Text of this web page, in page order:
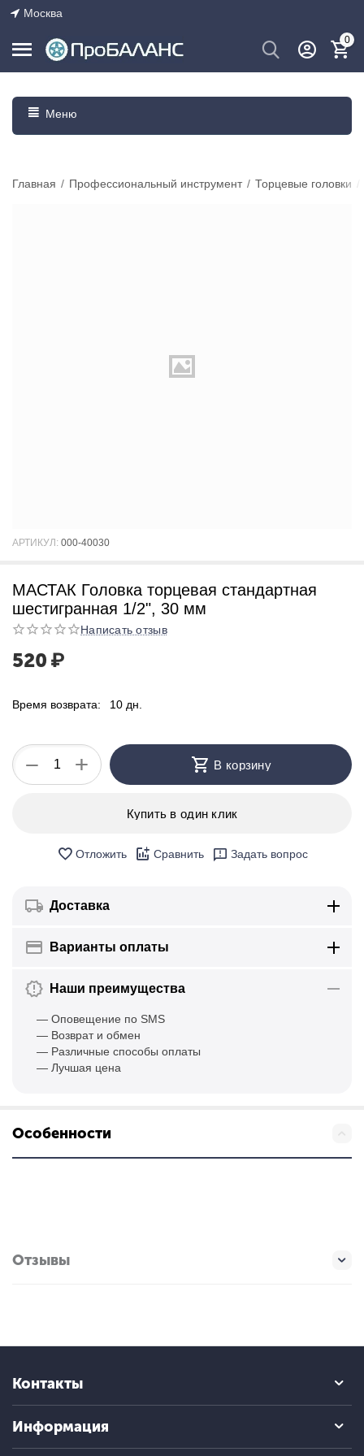
Москва
0
Меню
Главная / Профессиональный инструмент / Торцевые головки
АРТИКУЛ: 000-40030
МАСТАК Головка торцевая стандартная
шестигранная 1/2", 30 мм
Написать отзыв
520 ₽
Время возврата: 10 дн.
+
− В корзину
Купить в один клик
Отложить Сравнить Задать вопрос
Доставка
Варианты оплаты
Наши преимущества
— Оповещение по SMS
— Возврат и обмен
— Различные способы оплаты
— Лучшая цена
Особенности
Отзывы
Контакты
Информация